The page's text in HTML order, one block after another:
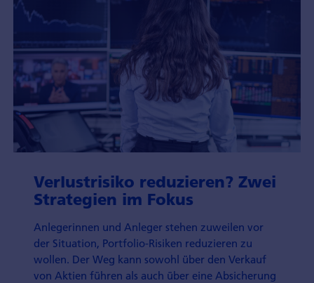
Verlustrisiko reduzieren? Zwei
Strategien im Fokus
Anlegerinnen und Anleger stehen zuweilen vor
der Situation, Portfolio-Risiken reduzieren zu
wollen. Der Weg kann sowohl über den Verkauf
von Aktien führen als auch über eine Absicherung